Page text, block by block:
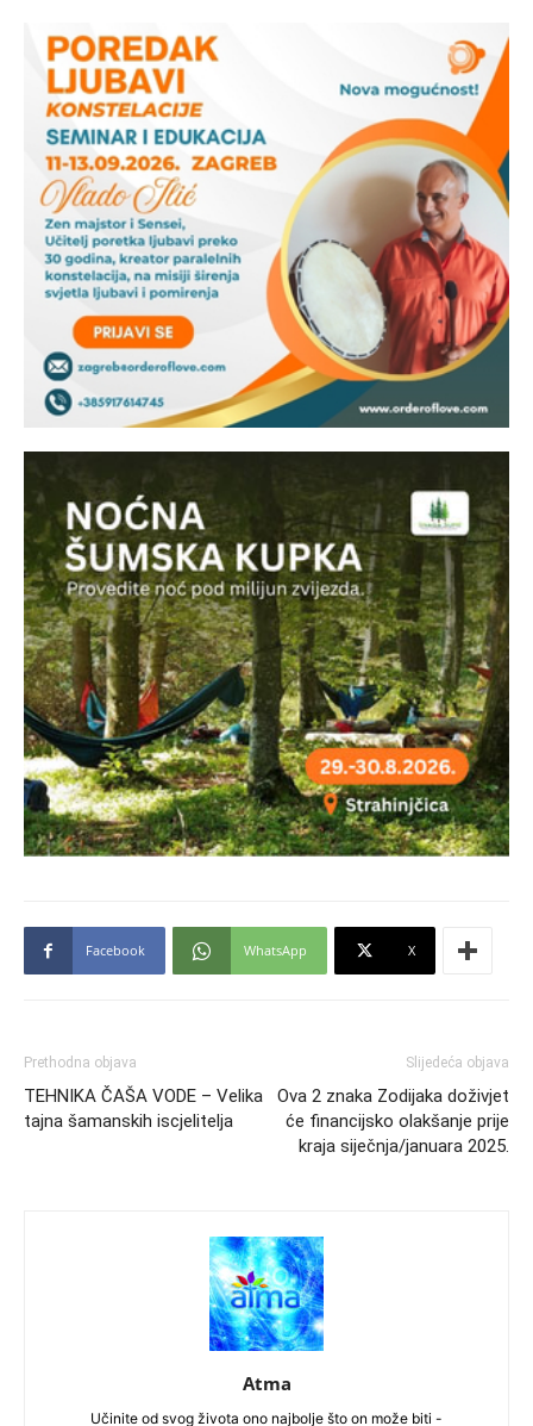
Facebook WhatsApp X
Prethodna objava
TEHNIKA ČAŠA VODE – Velika
tajna šamanskih iscjelitelja
Slijedeća objava
Ova 2 znaka Zodijaka doživjet
će financijsko olakšanje prije
kraja siječnja/januara 2025.
Atma
Učinite od svog života ono najbolje što on može biti -